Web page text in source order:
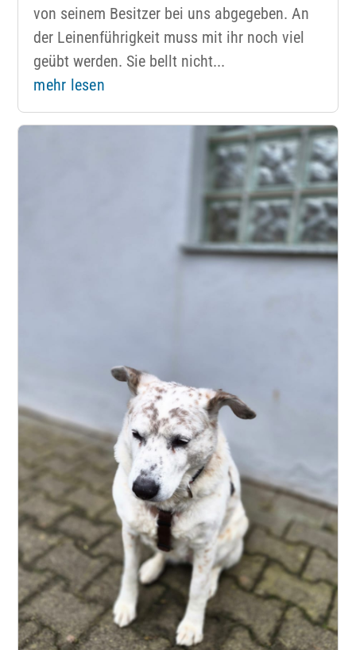
von seinem Besitzer bei uns abgegeben. An
der Leinenführigkeit muss mit ihr noch viel
geübt werden. Sie bellt nicht...
mehr lesen